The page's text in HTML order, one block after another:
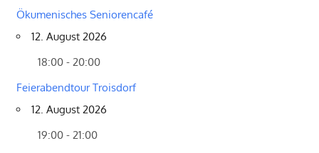
Ökumenisches Seniorencafé
12. August 2026
18:00 - 20:00
Feierabendtour Troisdorf
12. August 2026
19:00 - 21:00